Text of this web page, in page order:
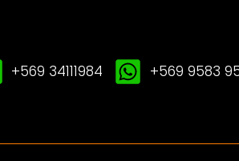
+569 34111984 +569 9583